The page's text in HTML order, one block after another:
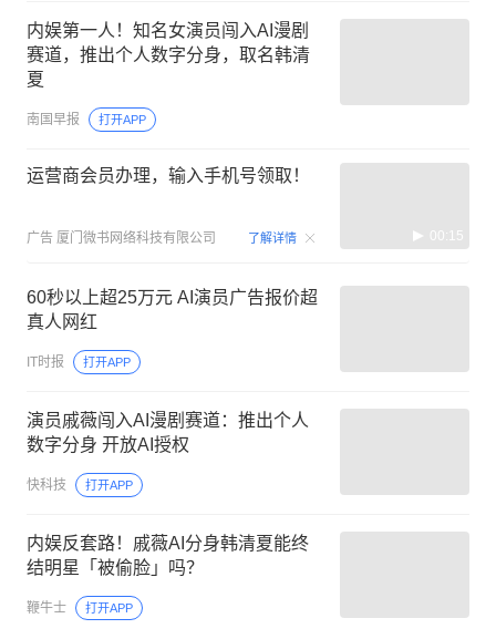
内娱第一人！知名女演员闯入AI漫剧
赛道，推出个人数字分身，取名韩清
夏
南国早报 打开APP
运营商会员办理，输入手机号领取！
广告 厦门微书网络科技有限公司 了解详情 00:15
60秒以上超25万元 AI演员广告报价超
真人网红
IT时报 打开APP
演员戚薇闯入AI漫剧赛道：推出个人
数字分身 开放AI授权
快科技 打开APP
内娱反套路！戚薇AI分身韩清夏能终
结明星「被偷脸」吗？
鞭牛士 打开APP